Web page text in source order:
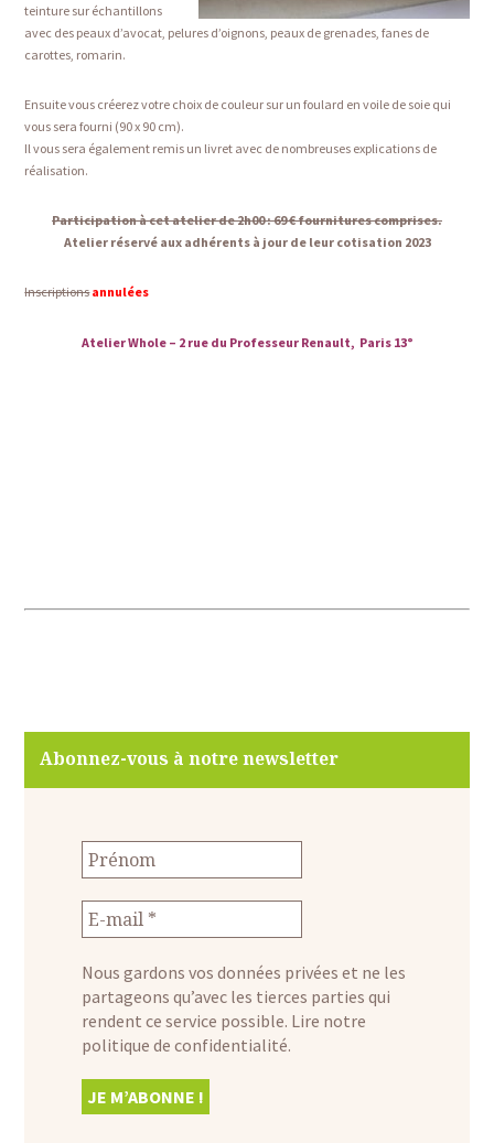
teinture sur échantillons
avec des peaux d’avocat, pelures d’oignons, peaux de grenades, fanes de
carottes, romarin.
Ensuite vous créerez votre choix de couleur sur un foulard en voile de soie qui
vous sera fourni (90 x 90 cm).
Il vous sera également remis un livret avec de nombreuses explications de
réalisation.
Participation à cet atelier de 2h00 : 69 € fournitures comprises.
Atelier réservé aux adhérents à jour de leur cotisation 2023
Inscriptionsannulées
Atelier Whole – 2 rue du Professeur Renault, Paris 13°
Abonnez-vous à notre newsletter
Nous gardons vos données privées et ne les
partageons qu’avec les tierces parties qui
rendent ce service possible. Lire notre
politique de confidentialité.